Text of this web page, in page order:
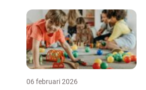
06 februari 2026